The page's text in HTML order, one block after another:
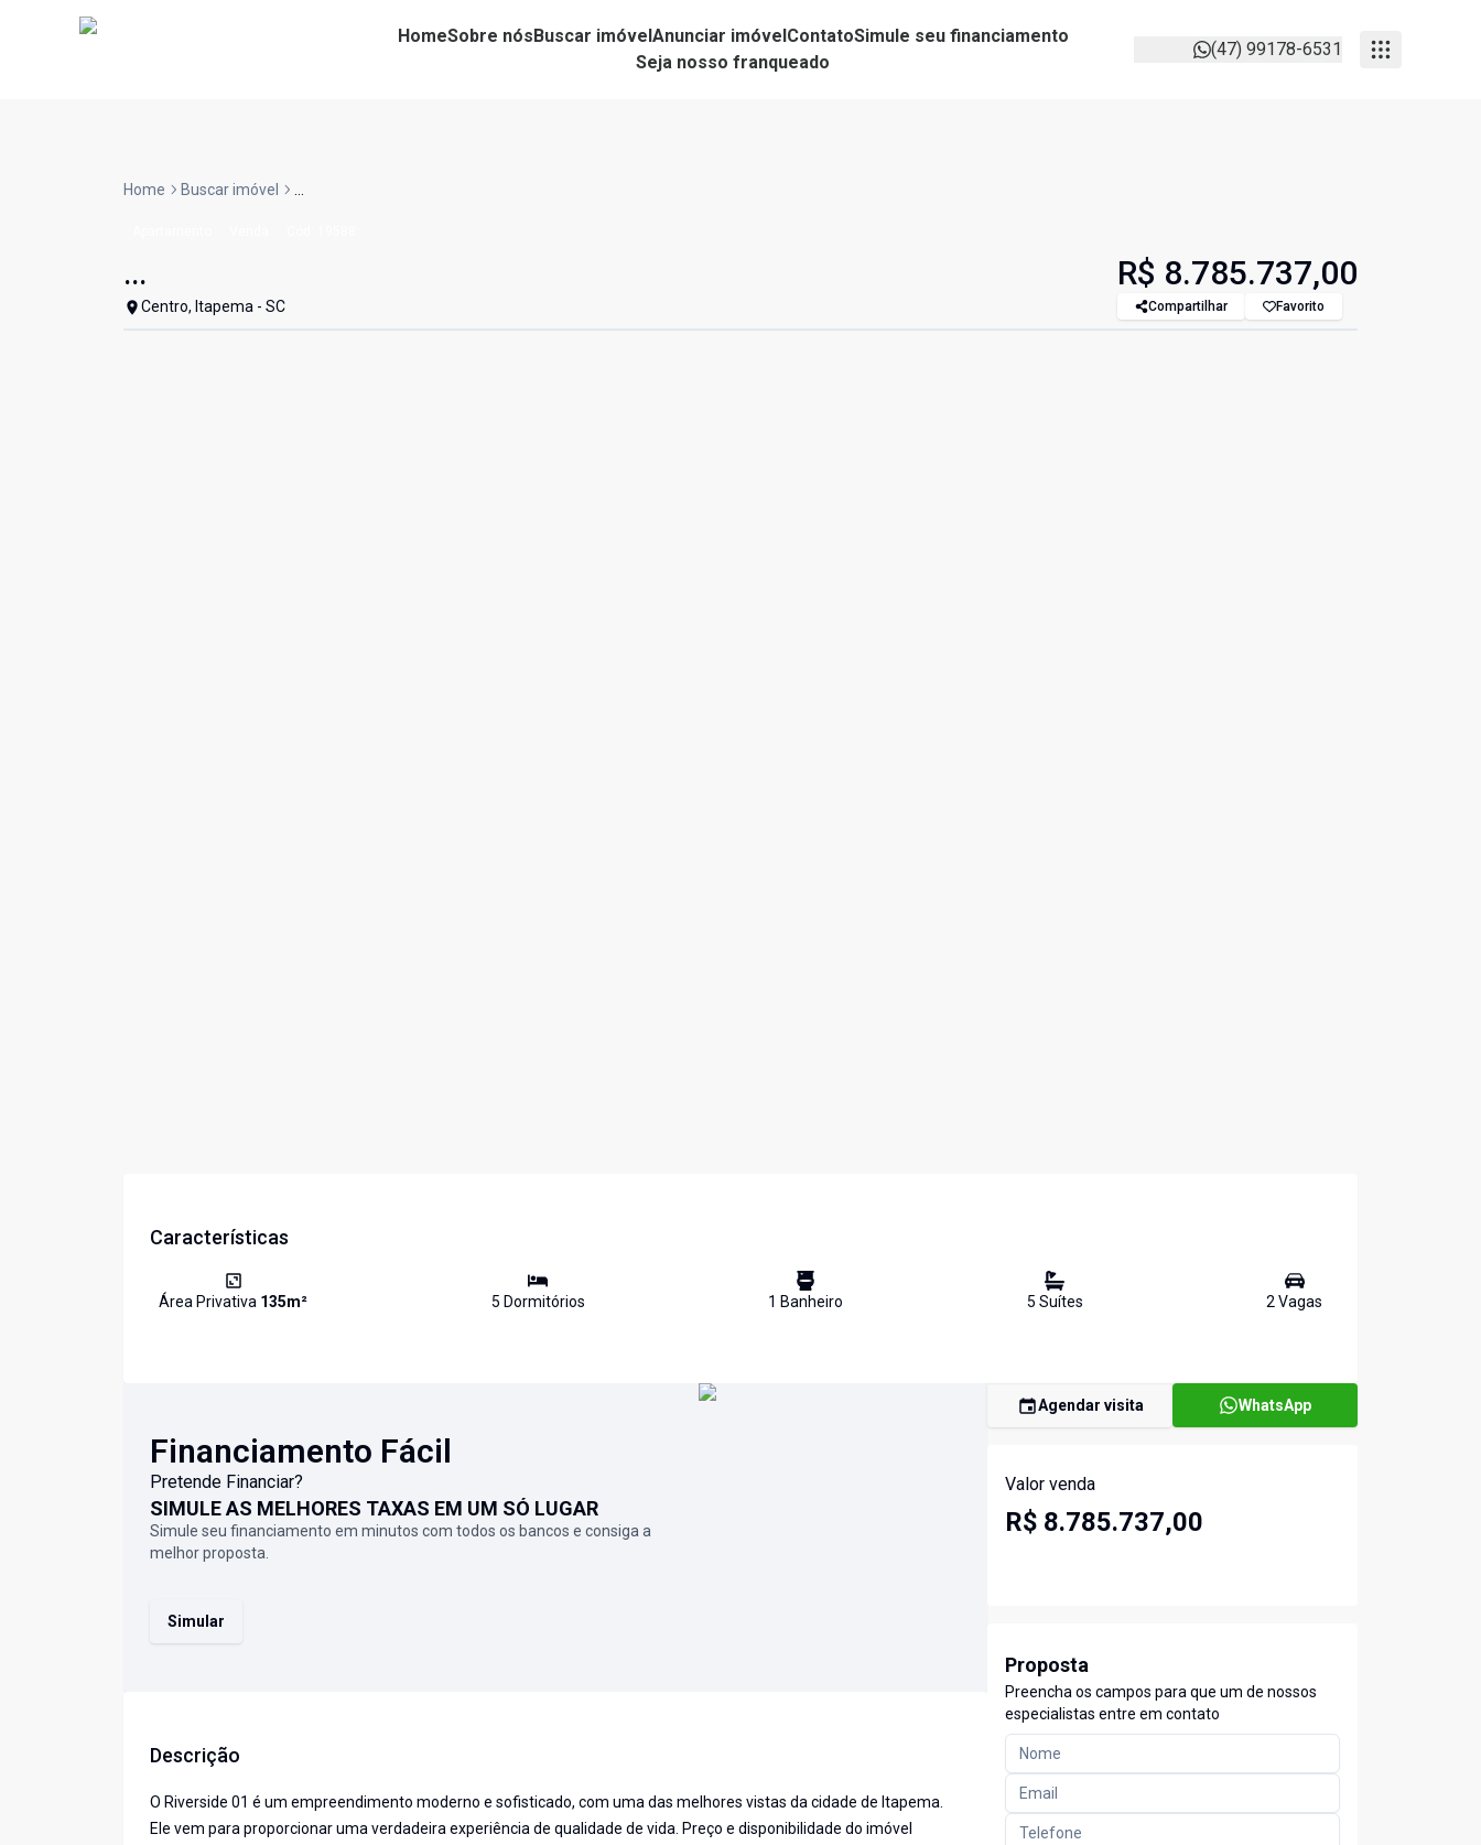
HomeSobre nósBuscar imóvelAnunciar imóvelContatoSimule seu financiamento
Seja nosso franqueado
(47) 99178-6531
Home Buscar imóvel ...
...
Centro, Itapema - SC
R$ 8.785.737,00
Compartilhar Favorito
Características
Área Privativa 135m² 5 Dormitórios 1 Banheiro 5 Suítes 2Vagas
Financiamento Fácil
Pretende Financiar?
SIMULE AS MELHORES TAXAS EM UM SÓ LUGAR
Simule seu financiamento em minutos com todos os bancos e consiga a
melhor proposta.
Simular
Descrição
O Riverside 01 é um empreendimento moderno e sofisticado, com uma das melhores vistas da cidade de Itapema.
Ele vem para proporcionar uma verdadeira experiência de qualidade de vida. Preço e disponibilidade do imóvel
Agendar visita WhatsApp
Valor venda
R$ 8.785.737,00
Proposta
Preencha os campos para que um de nossos
especialistas entre em contato